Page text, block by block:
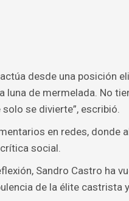
desde una posición
luna de mermelada. No
se divierte”, escribió.
en redes, donde
social.
Sandro Castro ha
de la élite castrista